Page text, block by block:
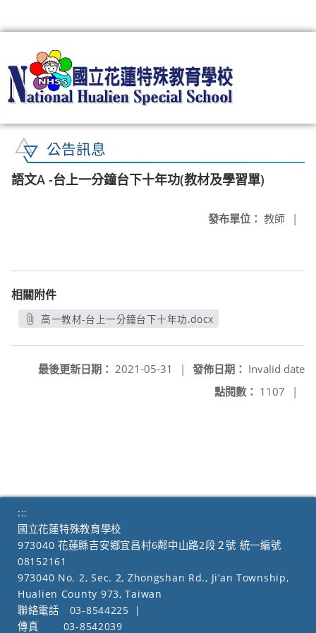
公告訊息
語文A -台上一分鐘台下十年功(教材及學習單)
發布單位： 教師 |
相關附件
高一教材-台上一分鐘台下十年功.docx
發佈日期： Invalid date
最後更新日期： 2021-05-31
|
點閱數： 1107 |
:::
國立花蓮特殊教育學校
973040 花蓮縣吉安鄉宜昌村6鄰中山路2段２號 統一編號
08152161
973040 No. 2, Sec. 2, Zhongshan Rd., Ji’an Township,
Hualien County 973, Taiwan
聯絡電話
03-8544225
|
傳真
03-8542039